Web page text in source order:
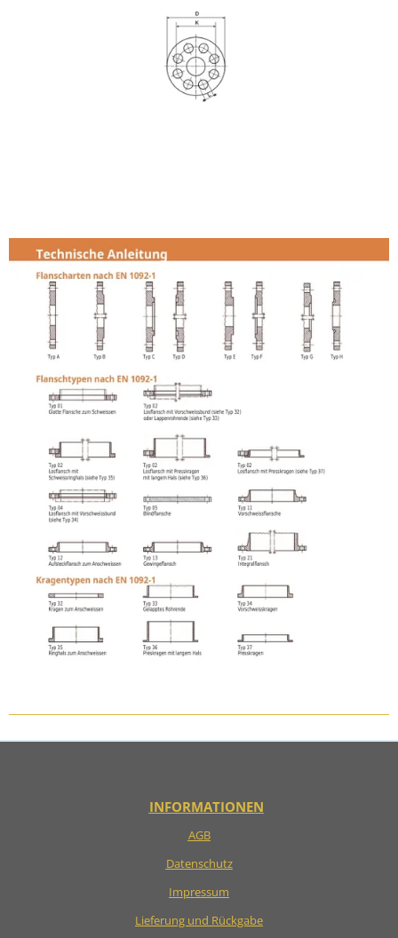
INFORMATIONEN
AGB
Datenschutz
Impressum
Lieferung und Rückgabe